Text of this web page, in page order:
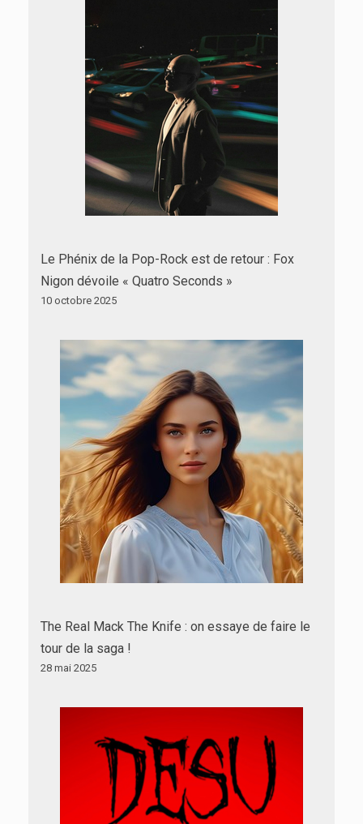
Le Phénix de la Pop-Rock est de retour : Fox
Nigon dévoile « Quatro Seconds »
10 octobre 2025
The Real Mack The Knife : on essaye de faire le
tour de la saga !
28 mai 2025